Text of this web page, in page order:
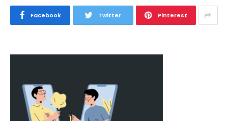
Facebook Twitter Pinterest